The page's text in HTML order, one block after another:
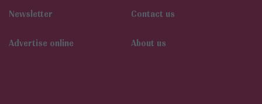
Newsletter Contact us
Αdvertise online About us